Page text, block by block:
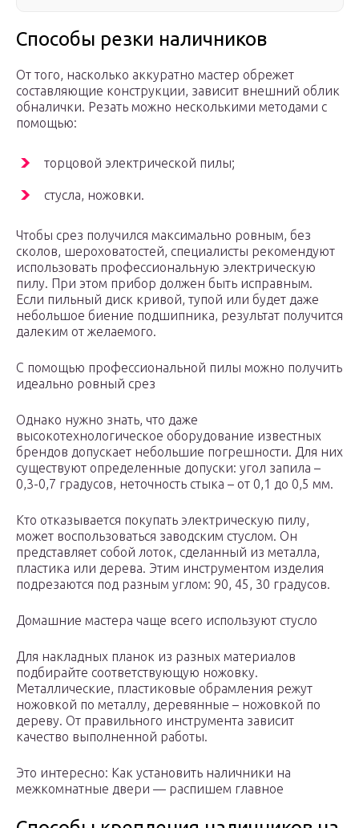
Способы резки наличников
От того, насколько аккуратно мастер обрежет
составляющие конструкции, зависит внешний облик
обналички. Резать можно несколькими методами с
помощью:
торцовой электрической пилы;
стусла, ножовки.
Чтобы срез получился максимально ровным, без
сколов, шероховатостей, специалисты рекомендуют
использовать профессиональную электрическую
пилу. При этом прибор должен быть исправным.
Если пильный диск кривой, тупой или будет даже
небольшое биение подшипника, результат получится
далеким от желаемого.
С помощью профессиональной пилы можно получить
идеально ровный срез
Однако нужно знать, что даже
высокотехнологическое оборудование известных
брендов допускает небольшие погрешности. Для них
существуют определенные допуски: угол запила –
0,3-0,7 градусов, неточность стыка – от 0,1 до 0,5 мм.
Кто отказывается покупать электрическую пилу,
может воспользоваться заводским стуслом. Он
представляет собой лоток, сделанный из металла,
пластика или дерева. Этим инструментом изделия
подрезаются под разным углом: 90, 45, 30 градусов.
Домашние мастера чаще всего используют стусло
Для накладных планок из разных материалов
подбирайте соответствующую ножовку.
Металлические, пластиковые обрамления режут
ножовкой по металлу, деревянные – ножовкой по
дереву. От правильного инструмента зависит
качество выполненной работы.
Это интересно: Как установить наличники на
межкомнатные двери — распишем главное